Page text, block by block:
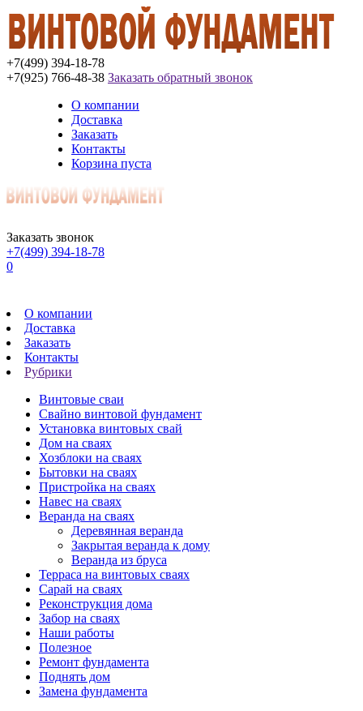
+7(499) 394-18-78
+7(925) 766-48-38 Заказать обратный звонок
О компании
Доставка
Заказать
Контакты
Корзина пуста
Заказать звонок
+7(499) 394-18-78
0
О компании
Доставка
Заказать
Контакты
Рубрики
Винтовые сваи
Свайно винтовой фундамент
Установка винтовых свай
Дом на сваях
Хозблоки на сваях
Бытовки на сваях
Пристройка на сваях
Навес на сваях
Веранда на сваях
Деревянная веранда
Закрытая веранда к дому
Веранда из бруса
Терраса на винтовых сваях
Cарай на сваях
Реконструкция дома
Забор на сваях
Наши работы
Полезное
Ремонт фундамента
Поднять дом
Замена фундамента